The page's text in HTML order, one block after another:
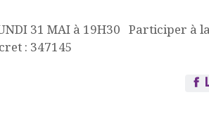
31 MAI à 19H30 Participer à
: 347145